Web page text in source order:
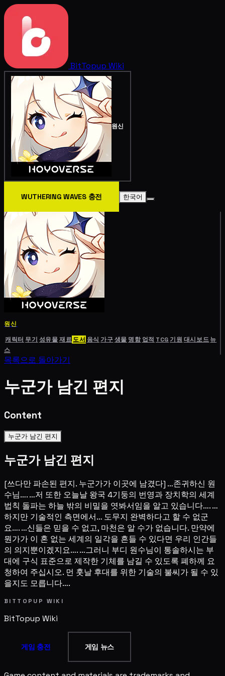
BitTopup Wiki
원신
WUTHERING WAVES 충전 한국어
원신
캐릭터 무기 성유물재료도서 음식 가구생물 명함 업적 TCG기원 대시보드뉴
스
목록으로 돌아가기
누군가 남긴 편지
Content
누군가 남긴 편지
누군가 남긴 편지
[쓰다만 파손된 편지. 누군가가 이곳에 남겼다] …존귀하신 원
수님…. …저 또한 오늘날 왕국 4기둥의 번영과 장치학의 세계
법칙 돌파는 하늘 밖의 비밀을 엿봐서임을 알고 있습니다…. …
하지만 기술적인 측면에서… 도무지 완벽하다고 할 수 없군
요…. …신들은 믿을 수 없고, 마천은 알 수가 없습니다. 만약에
뭔가가 이 혼 없는 세계의 일각을 흔들 수 있다면 우리 인간들
의 의지뿐이겠지요…. …그러니 부디 원수님이 통솔하시는 부
대에 구식 표준으로 제작한 기체를 남길 수 있도록 폐하께 요
청하여 주십시오. 먼 훗날 후대를 위한 기술의 불씨가 될 수 있
을지도 모릅니다….
BITTOPUP WIKI
BitTopup Wiki
게임 충전 게임 뉴스